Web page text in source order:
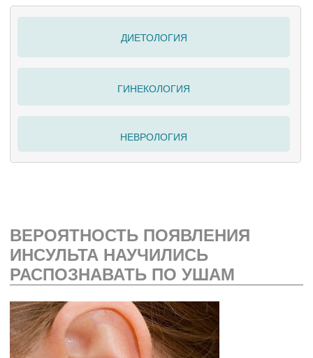
ДИЕТОЛОГИЯ
ГИНЕКОЛОГИЯ
НЕВРОЛОГИЯ
ВЕРОЯТНОСТЬ ПОЯВЛЕНИЯ
ИНСУЛЬТА НАУЧИЛИСЬ
РАСПОЗНАВАТЬ ПО УШАМ